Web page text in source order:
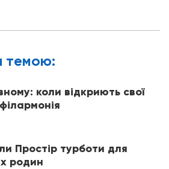
темою:
коли відкриють свої
Простір турботи для
родин